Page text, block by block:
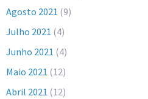
Agosto 2021 (9)
Julho 2021 (4)
Junho 2021 (4)
Maio 2021 (12)
Abril 2021 (12)